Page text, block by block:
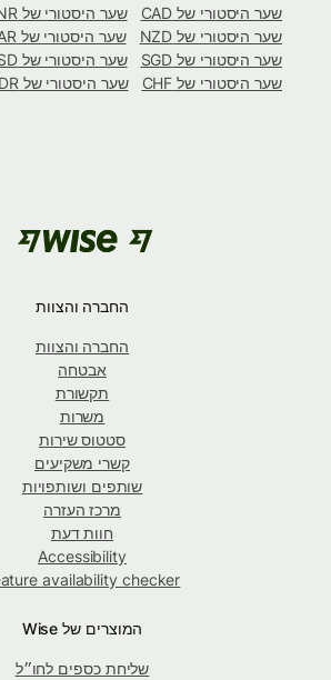
שער היסטורי של CAD
שער היסטורי של INR
שער היסטורי של NZD
שער היסטורי של ZAR
שער היסטורי של SGD
שער היסטורי של USD
שער היסטורי של CHF
שער היסטורי של IDR
החברה והצוות
החברה והצוות
אבטחה
תקשורת
משרות
סטטוס שירות
קשרי משקיעים
שותפים ושותפויות
מרכז העזרה
חוות דעת
Accessibility
Feature availability checker
המוצרים של Wise
שליחת כספים לחו״ל